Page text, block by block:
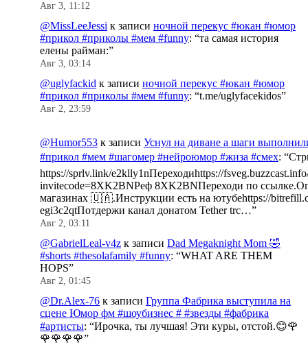
Авг 3, 11:12
@MissLeeJessi к записи ночной перекус #юкан #юмор
#прикол #приколы #мем #funny: “та самая история
елены райман:”
Авг 3, 03:14
@uglyfackid к записи ночной перекус #юкан #юмор
#прикол #приколы #мем #funny: “t.me/uglyfacekidos”
Авг 2, 23:59
@Humor553 к записи Уснул на диване а шаги
#прикол #мем #шагомер #нейроюмор #жиза #смех: “
https://sprlv.link/e2klly1nПереходиhttps://
invitecode=8XK2BNРеф 8XK2BNПереходи по
магазинах 🇺🇦.Инструкции есть на ютубеhttps://
egi3c2qtПотдержи канал донатом Tether trc…”
Авг 2, 03:11
@GabrielLeal-v4z к записи Dad Megaknight Mom 🤣
#shorts #thesolafamily #funny: “WHAT ARE THEM
HOPS”
Авг 2, 01:45
@Dr.Alex-76 к записи Группа Фабрика выступила на
сцене Юмор фм #шоубизнес # #звезды #фабрика
#артисты: “Ирочка, ты лучшая! Эти куры, отстой.😊🌹
🌹🌹🌹🌹”